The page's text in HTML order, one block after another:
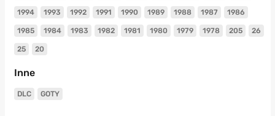
1994 1993 1992 1991 1990 1989 1988 1987 1986
1985 1984 1983 1982 1981 1980 1979 1978 205 26
25 20
Inne
DLC GOTY